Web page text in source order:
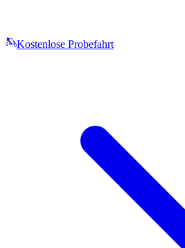
Kostenlose Probefahrt